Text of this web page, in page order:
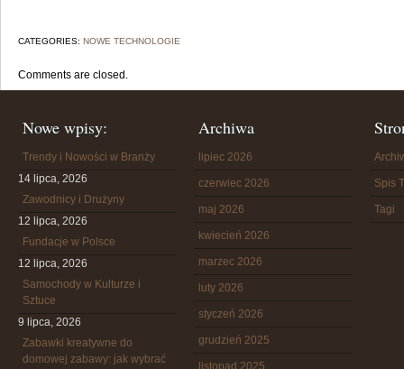
CATEGORIES: NOWE TECHNOLOGIE
Comments are closed.
Nowe wpisy:
Trendy i Nowości w Branży
14 lipca, 2026
Zawodnicy i Drużyny
12 lipca, 2026
Fundacje w Polsce
12 lipca, 2026
Samochody w Kulturze i
Sztuce
9 lipca, 2026
Zabawki kreatywne do
domowej zabawy: jak wybrać
Archiwa
lipiec 2026
czerwiec 2026
maj 2026
kwiecień 2026
marzec 2026
luty 2026
styczeń 2026
grudzień 2025
listopad 2025
Spis
Tagi